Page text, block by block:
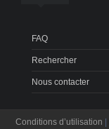
FAQ
Rechercher
Nous contacter
Conditions d’utilisation |